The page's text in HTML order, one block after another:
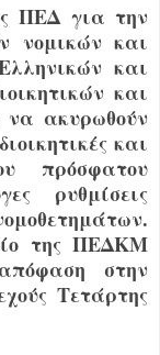
ΠΕΔ για την
νομικών και
και
και
να ακυρωθούν
και
πρόσφατου
ρυθμίσεις
της ΠΕΔΚΜ
στην
Τετάρτης